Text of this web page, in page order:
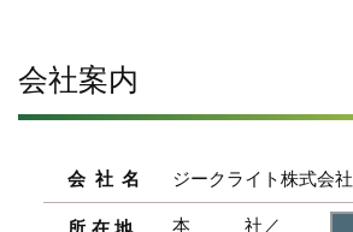
会社案内
会社名 ジークライト株式会社
本 社／